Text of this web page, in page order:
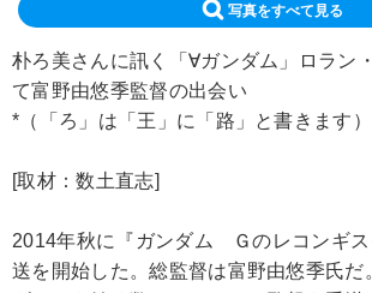
写真をすべて見る
朴ろ美さんに訊く「∀ガンダム」ロラン
て富野由悠季監督の出会い
*（「ろ」は「王」に「路」と書きます）
[取材：数土直志]
2014年秋に『ガンダム Ｇのレコンギス
送を開始した。総監督は富野由悠季氏だ